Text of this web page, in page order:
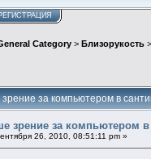
Category > Близорукость
за компьютером в
зрение за компьютером в
26, 2010, 08:51:11 pm »